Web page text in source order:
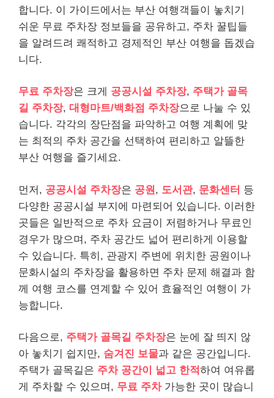
합니다. 이 가이드에서는 부산 여행객들이 놓치기
쉬운 무료 주차장 정보들을 공유하고, 주차 꿀팁들
을 알려드려 쾌적하고 경제적인 부산 여행을 돕겠습
니다.
무료 주차장은 크게 공공시설 주차장, 주택가 골목
길 주차장, 대형마트/백화점 주차장으로 나눌 수 있
습니다. 각각의 장단점을 파악하고 여행 계획에 맞
는 최적의 주차 공간을 선택하여 편리하고 알뜰한
부산 여행을 즐기세요.
먼저, 공공시설 주차장은 공원 , 도서관, 문화센터 등
다양한 공공시설 부지에 마련되어 있습니다. 이러한
곳들은 일반적으로 주차 요금이 저렴하거나 무료인
경우가 많으며, 주차 공간도 넓어 편리하게 이용할
수 있습니다. 특히, 관광지 주변에 위치한 공원이나
문화시설의 주차장을 활용하면 주차 문제 해결과 함
께 여행 코스를 연계할 수 있어 효율적인 여행이 가
능합니다.
다음으로, 주택가 골목길 주차장은 눈에 잘 띄지 않
아 놓치기 쉽지만, 숨겨진 보물과 같은 공간입니다.
주택가 골목길은 주차 공간이 넓고 한적하여 여유롭
게 주차할 수 있으며, 무료 주차가능한 곳이 많습니